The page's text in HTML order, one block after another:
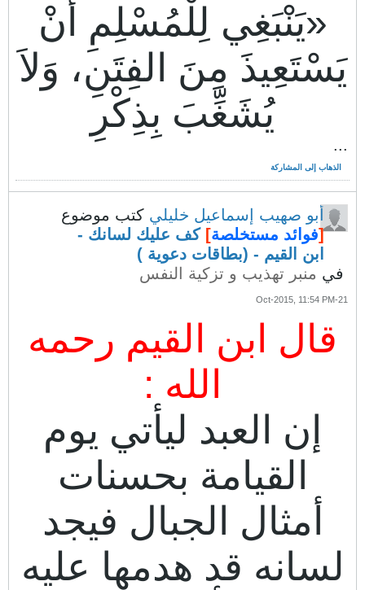
«يَنْبَغِي لِلْمُسْلِمِ أَنْ
يَسْتَعِيذَ مِنَ الفِتَنِ، وَلاَ
يُشَغِّبَ بِذِكْرِ
...
الذهاب إلى المشاركة
أبو صهيب إسماعيل خليلي كتب موضوع
[فوائد مستخلصة] كف عليك لسانك -
ابن القيم - (بطاقات دعوية )
في منبر تهذيب و تزكية النفس
21-Oct-2015, 11:54 PM
قال ابن القيم رحمه
الله :
إن العبد ليأتي يوم
القيامة بحسنات
أمثال الجبال فيجد
لسانه قد هدمها عليه